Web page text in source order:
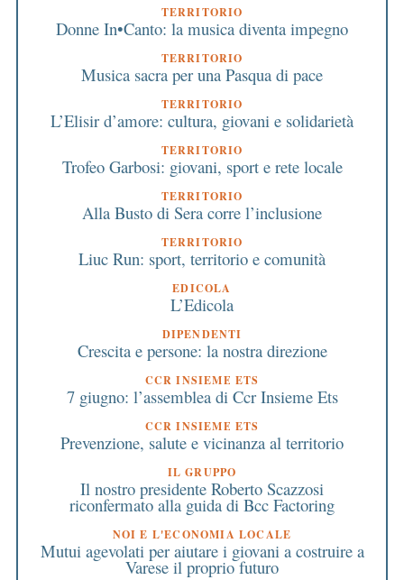
TERRITORIO
Donne In•Canto: la musica diventa impegno
TERRITORIO
Musica sacra per una Pasqua di pace
TERRITORIO
L’Elisir d’amore: cultura, giovani e solidarietà
TERRITORIO
Trofeo Garbosi: giovani, sport e rete locale
TERRITORIO
Alla Busto di Sera corre l’inclusione
TERRITORIO
Liuc Run: sport, territorio e comunità
EDICOLA
L’Edicola
DIPENDENTI
Crescita e persone: la nostra direzione
CCR INSIEME ETS
7 giugno: l’assemblea di Ccr Insieme Ets
CCR INSIEME ETS
Prevenzione, salute e vicinanza al territorio
IL GRUPPO
Il nostro presidente Roberto Scazzosi
riconfermato alla guida di Bcc Factoring
NOI E L'ECONOMIA LOCALE
Mutui agevolati per aiutare i giovani a costruire a
Varese il proprio futuro